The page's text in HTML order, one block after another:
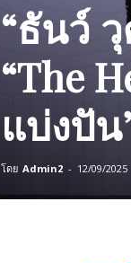
“ธันว์
“The
แบ่งปัน
โดย Admin2 - 12/09/2025